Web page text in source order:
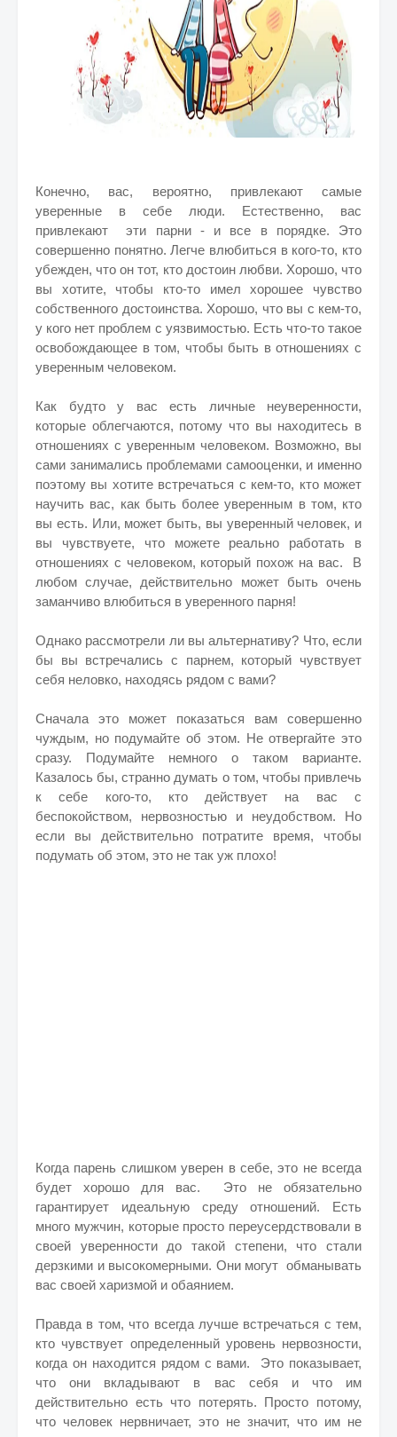
Конечно, вас, вероятно, привлекают самые
уверенные в себе люди. Естественно, вас
привлекают эти парни - и все в порядке. Это
совершенно понятно. Легче влюбиться в кого-то, кто
убежден, что он тот, кто достоин любви. Хорошо, что
вы хотите, чтобы кто-то имел хорошее чувство
собственного достоинства. Хорошо, что вы с кем-то,
у кого нет проблем с уязвимостью. Есть что-то такое
освобождающее в том, чтобы быть в отношениях с
уверенным человеком.
Как будто у вас есть личные неуверенности,
которые облегчаются, потому что вы находитесь в
отношениях с уверенным человеком. Возможно, вы
сами занимались проблемами самооценки, и именно
поэтому вы хотите встречаться с кем-то, кто может
научить вас, как быть более уверенным в том, кто
вы есть. Или, может быть, вы уверенный человек, и
вы чувствуете, что можете реально работать в
отношениях с человеком, который похож на вас. В
любом случае, действительно может быть очень
заманчиво влюбиться в уверенного парня!
Однако рассмотрели ли вы альтернативу? Что, если
бы вы встречались с парнем, который чувствует
себя неловко, находясь рядом с вами?
Сначала это может показаться вам совершенно
чуждым, но подумайте об этом. Не отвергайте это
сразу. Подумайте немного о таком варианте.
Казалось бы, странно думать о том, чтобы привлечь
к себе кого-то, кто действует на вас с
беспокойством, нервозностью и неудобством. Но
если вы действительно потратите время, чтобы
подумать об этом, это не так уж плохо!
Когда парень слишком уверен в себе, это не всегда
будет хорошо для вас. Это не обязательно
гарантирует идеальную среду отношений. Есть
много мужчин, которые просто переусердствовали в
своей уверенности до такой степени, что стали
дерзкими и высокомерными. Они могут обманывать
вас своей харизмой и обаянием.
Правда в том, что всегда лучше встречаться с тем,
кто чувствует определенный уровень нервозности,
когда он находится рядом с вами. Это показывает,
что они вкладывают в вас себя и что им
действительно есть что потерять. Просто потому,
что человек нервничает, это не значит, что им не